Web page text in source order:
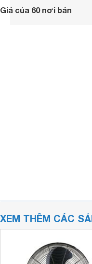
Giá của 60 nơi bán
XEM THÊM CÁC